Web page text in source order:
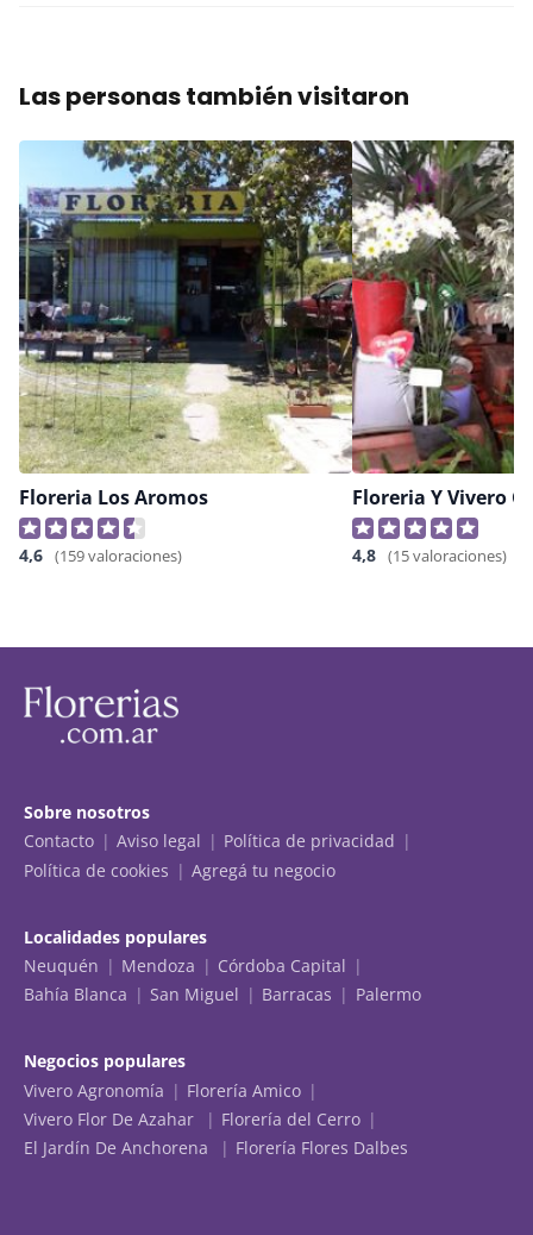
Las personas también visitaron
Floreria Los Aromos
4,6 (159 valoraciones)
Floreria Y Vivero
4,8 (15 valoraciones)
Sobre nosotros
Contacto
Aviso legal
Política de privacidad
Política de cookies
Agregá tu negocio
Localidades populares
Neuquén
Mendoza
Córdoba Capital
Bahía Blanca
San Miguel Barracas Palermo
Negocios populares
Vivero Agronomía
Florería Amico
Vivero Flor De Azahar
Florería del Cerro
El Jardín De Anchorena
Florería Flores Dalbes